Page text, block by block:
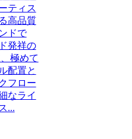
ティス
高品質
ドで
発祥の
極めて
配置と
フロー
なライ
...